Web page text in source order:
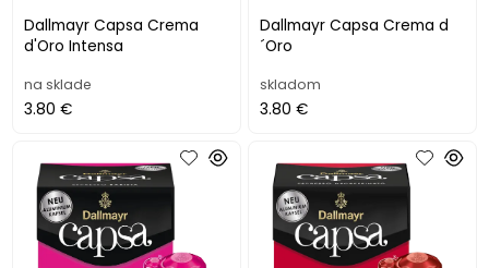
Dallmayr Capsa Crema
d'Oro Intensa
na sklade
3.80 €
Dallmayr Capsa Crema d
´Oro
skladom
3.80 €